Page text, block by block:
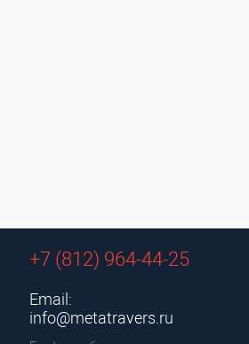
+7 (812) 964-44-25
Email:
info@metatravers.ru